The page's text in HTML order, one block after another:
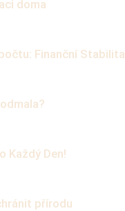
doma
Finanční Stabilita
Každý Den!
přírodu